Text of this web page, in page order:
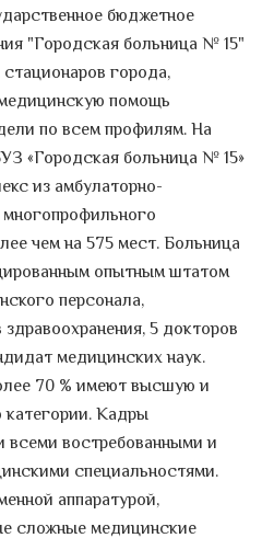
бюджетное
"Городская больница № 15"
города,
помощь
по всем профилям. На
«Городская больница № 15»
из амбулаторно-
чем на 575 мест. Больница
опытным штатом
персонала,
5 докторов
медицинских наук.
70 % имеют высшую и
Кадры
всеми востребованными и
специальностями.
аппаратурой,
сложные медицинские